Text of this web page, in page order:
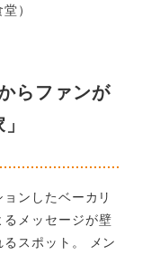
）
らファンが
ンしたベーカリ
メッセージが壁
スポット。 メン